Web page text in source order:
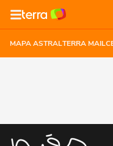
MAPA ASTRALTERRA MAIL